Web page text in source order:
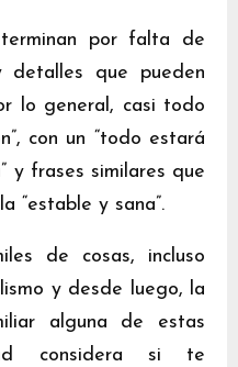
por falta de
detalles que pueden
lo general, casi todo
con un “todo estará
y frases similares que
“estable y sana”.
de cosas, incluso
y desde luego, la
alguna de estas
considera si te